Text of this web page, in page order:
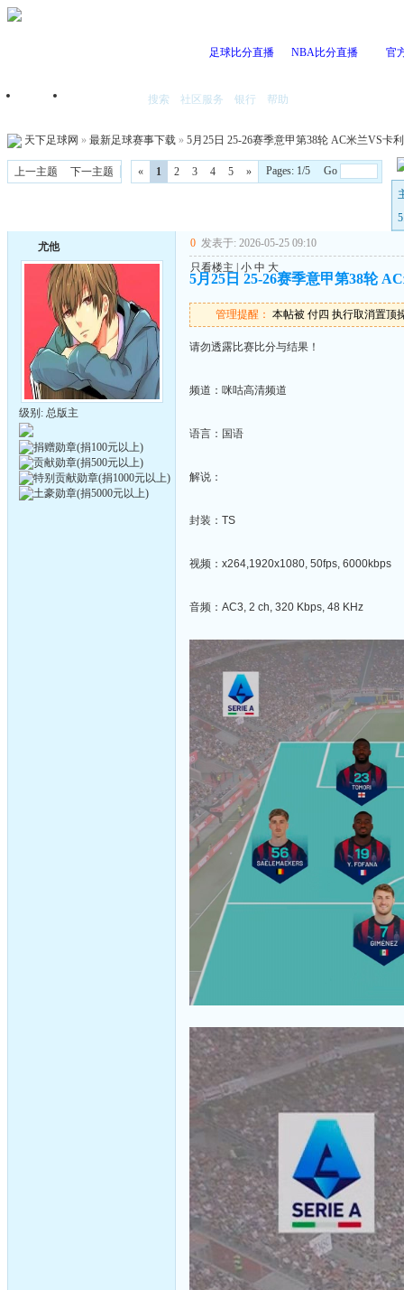
足球比分直播 NBA比分直播 官
首页 搜索 社区服务 银行 帮助
天下足球网 » 最新足球赛事下载 » 5月25日 25-26赛季意甲第38轮 AC米兰VS卡
上一主题 下一主题 « 1 2 3 4 5 »
Pages: 1/5 Go
尤他
级别: 总版主
0 发表于: 2026-05-25 09:10
只看楼主
小 中 大
5月25日 25-26赛季意甲第38轮
管理提醒： 本帖被 付四 执行取消置顶
请勿透露比赛比分与结果！
频道：咪咕高清频道
语言：国语
解说：
封装：TS
视频：x264,1920x1080, 50fps, 6000kbps
音频：AC3, 2 ch, 320 Kbps, 48 KHz